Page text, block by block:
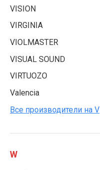
VISION
VIRGINIA
VIOLMASTER
VISUAL SOUND
VIRTUOZO
Valencia
Все производители на V
W